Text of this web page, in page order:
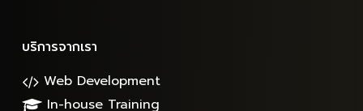
บริการจากเรา
Web Development
In-house Training